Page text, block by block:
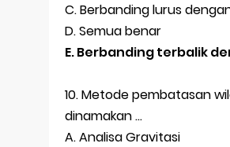
C. Berbanding lurus
D. Semua benar
E. Berbanding terbalik
10. Metode pembatasan
dinamakan ...
A. Analisa Gravitasi